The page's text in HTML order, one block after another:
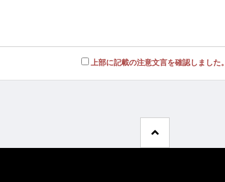
上部に記載の注意文言を確認しました。